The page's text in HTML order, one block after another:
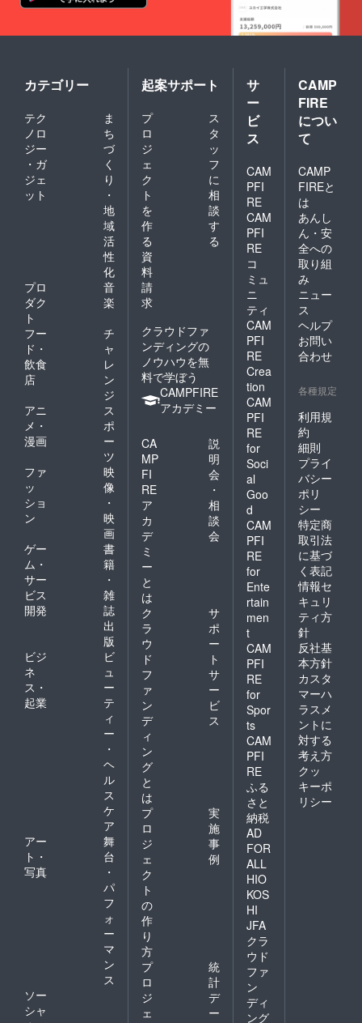
カテゴリー
テク
ノロ
ジー
・ガ
ジェ
ット
ま
ち
づ
く
り
・
地
域
活
性
化
プロ
ダク
ト
音
楽
フー
ド・
飲食
店
チ
ャ
レ
ン
ジ
アニ
メ・
漫画
ス
ポ
ー
ツ
ファ
ッ
ショ
ン
映
像
・
映
画
ゲー
ム・
サー
ビス
開発
書
籍
・
雑
誌
出
版
ビジ
ネ
ス・
起業
ビ
ュ
ー
テ
ィ
ー
・
ヘ
ル
ス
ケ
ア
アー
ト・
写真
舞
台
・
パ
フ
ォ
ー
マ
ン
ス
ソー
シャ
起案サポート
プ
ロ
ジ
ェ
ク
ト
を
作
る
ス
タ
ッ
フ
に
相
談
す
る
資
料
請
求
クラウドファ
ンディングの
ノウハウを無
料で学ぼう
CAMPFIRE
アカデミー
CA
MP
FI
RE
ア
カ
デ
ミ
ー
と
は
説
明
会
・
相
談
会
ク
ラ
ウ
ド
フ
ァ
ン
デ
ィ
ン
グ
と
は
サ
ポ
ー
ト
サ
ー
ビ
ス
プ
ロ
ジ
ェ
ク
ト
の
作
り
方
実
施
事
例
プ
ロ
ジ
ェ
統
計
デ
ー
サ
ー
ビ
ス
CAM
PFI
RE
CAM
PFI
RE
コ
ミュ
ニ
ティ
CAM
PFI
RE
Crea
tion
CAM
PFI
RE
for
Soci
al
Goo
d
CAM
PFI
RE
for
Ente
rtain
men
t
CAM
PFI
RE
for
Spor
ts
CAM
PFI
RE
ふる
さと
納税
AD
FOR
ALL
HIO
KOS
HI
JFA
クラ
ウド
ファ
ン
ディ
ング
CAMP
FIRE
につい
て
CAMP
FIREと
は
あんし
ん・安
全への
取り組
み
ニュー
ス
ヘルプ
お問い
合わせ
各種規定
利用規
約
細則
プライ
バシー
ポリ
シー
特定商
取引法
に基づ
く表記
情報セ
キュリ
ティ方
針
反社基
本方針
カスタ
マーハ
ラスメ
ントに
対する
考え方
クッ
キーポ
リシー